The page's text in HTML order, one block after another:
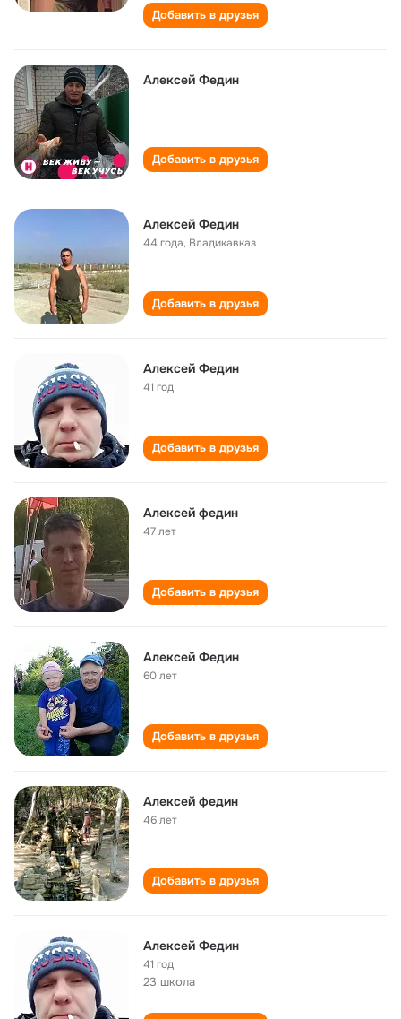
Добавить в друзья
Алексей Федин
Добавить в друзья
Алексей Федин
44 года, Владикавказ
Добавить в друзья
Алексей Федин
41 год
Добавить в друзья
Алексей федин
47 лет
Добавить в друзья
Алексей Федин
60 лет
Добавить в друзья
Алексей федин
46 лет
Добавить в друзья
Алексей Федин
41 год
23 школа